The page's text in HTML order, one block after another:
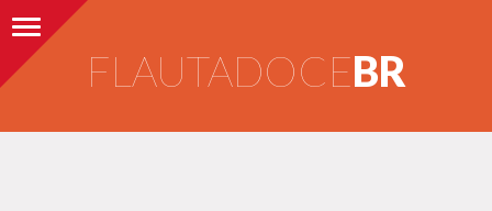
Alternar navegação
FLAUTADOCEBR